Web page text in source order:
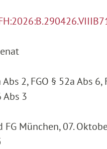
Abs 2, FGO § 52a Abs 6,
Abs 3
München, 07.